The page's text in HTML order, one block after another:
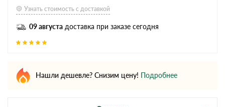
Узнать стоимость с доставкой
09 августа доставка при заказе сегодня
Нашли дешевле? Снизим цену! Подробнее